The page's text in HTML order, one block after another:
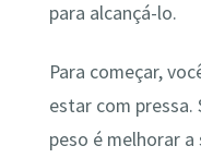
para alcançá-lo.
Para começar,
estar com pressa.
peso é melhorar